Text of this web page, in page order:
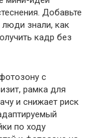
Добавьте
люди знали, как
кадр без
с
рамка для
и снижает риск
по ходу